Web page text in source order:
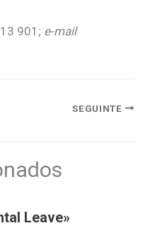
901; e-mail
SEGUINTE
Leave»